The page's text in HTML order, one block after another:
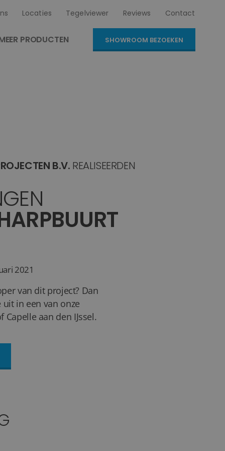
Locaties Tegelviewer Reviews Contact
PRODUCTEN SHOWROOM BEZOEKEN
B.V. REALISEERDEN
2021
van dit project? Dan
in een van onze
aan den IJssel.